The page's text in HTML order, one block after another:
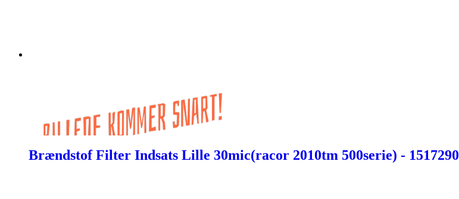
Brændstof Filter Indsats Lille 30mic(racor 2010tm 500serie) - 1517290